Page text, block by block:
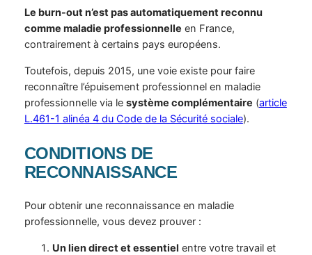
Le burn-out n’est pas automatiquement reconnu
comme maladie professionnelle en France,
contrairement à certains pays européens.
Toutefois, depuis 2015, une voie existe pour faire
reconnaître l’épuisement professionnel en maladie
professionnelle via le système complémentaire (article
L.461-1 alinéa 4 du Code de la Sécurité sociale).
CONDITIONS DE
RECONNAISSANCE
Pour obtenir une reconnaissance en maladie
professionnelle, vous devez prouver :
Un lien direct et essentiel entre votre travail et